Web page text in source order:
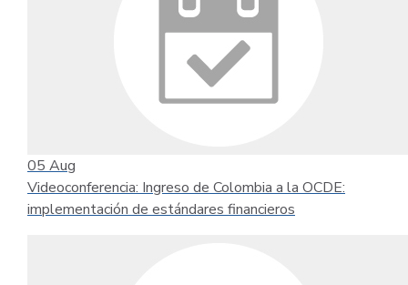
05 Aug
Videoconferencia: Ingreso de Colombia a la OCDE:
implementación de estándares financieros